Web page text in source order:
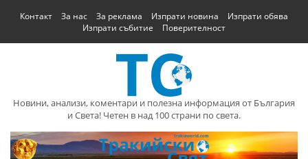
Контакт За нас За реклама Изпрати новина
Изпрати обява
Изпрати събитие
Поверителност
Новини, анализи, коментари и полезна информация от България
и Света! Четен в над 100 страни по света.